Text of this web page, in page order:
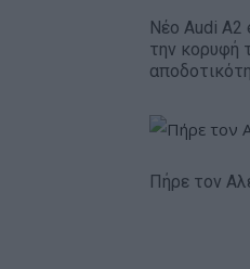
Νέο Audi A2
την κορυφή
Πήρε τον